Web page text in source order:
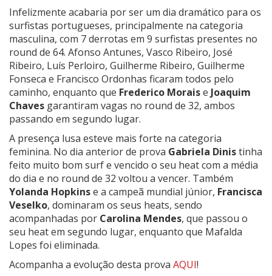
Infelizmente acabaria por ser um dia dramático para os
surfistas portugueses, principalmente na categoria
masculina, com 7 derrotas em 9 surfistas presentes no
round de 64. Afonso Antunes, Vasco Ribeiro, José
Ribeiro, Luís Perloiro, Guilherme Ribeiro, Guilherme
Fonseca e Francisco Ordonhas ficaram todos pelo
caminho, enquanto que Frederico Moraise Joaquim
Chaves garantiram vagas no round de 32, ambos
passando em segundo lugar.
A presença lusa esteve mais forte na categoria
feminina. No dia anterior de prova Gabriela Dinistinha
feito muito bom surf e vencido o seu heat com a média
do dia e no round de 32 voltou a vencer. Também
Yolanda Hopkinse a campeã mundial júnior, Francisca
Veselko, dominaram os seus heats, sendo
acompanhadas por Carolina Mendes, que passou o
seu heat em segundo lugar, enquanto que Mafalda
Lopes foi eliminada.
Acompanha a evolução desta prova AQUI!